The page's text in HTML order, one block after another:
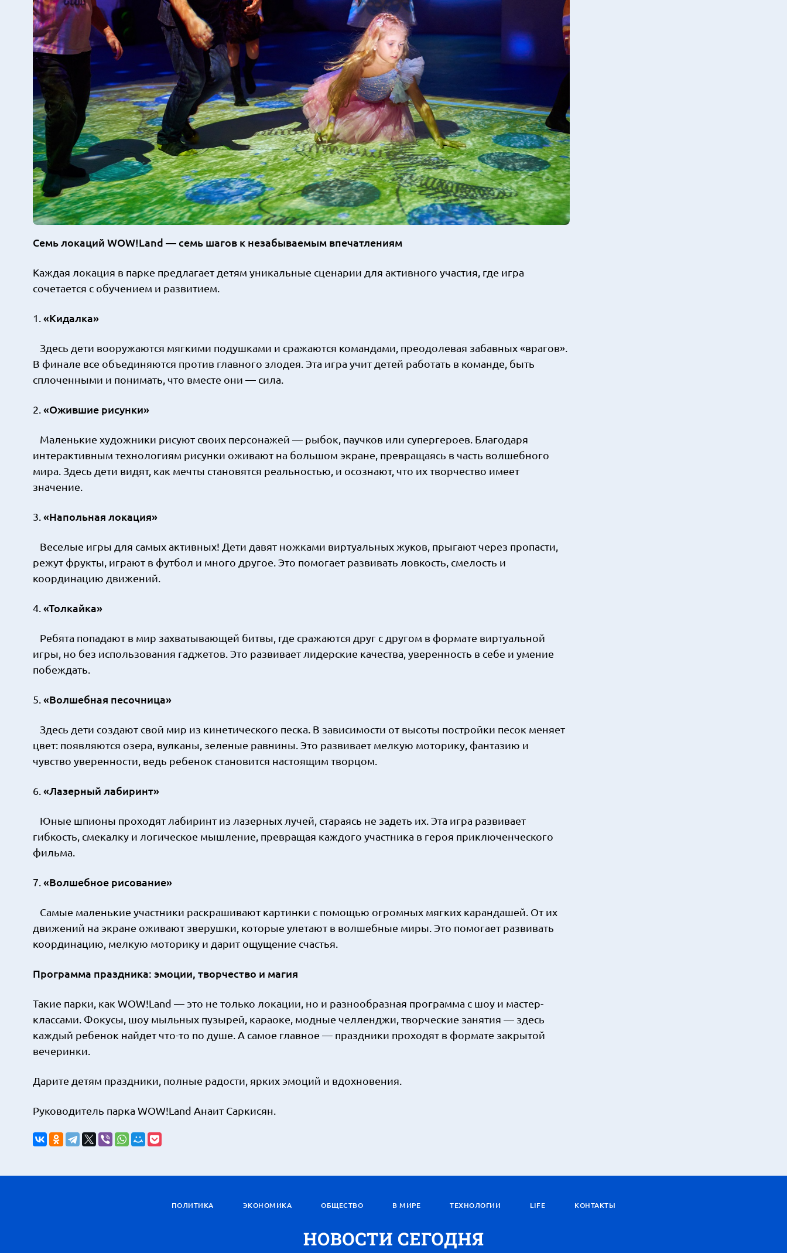
Семь локаций WOW!Land — семь шагов к незабываемым впечатлениям
Каждая локация в парке предлагает детям уникальные сценарии для активного участия, где игра
сочетается с обучением и развитием.
1.«Кидалка»
Здесь дети вооружаются мягкими подушками и сражаются командами, преодолевая забавных «врагов».
В финале все объединяются против главного злодея. Эта игра учит детей работать в команде, быть
сплоченными и понимать, что вместе они — сила.
2.«Ожившие рисунки»
Маленькие художники рисуют своих персонажей — рыбок, паучков или супергероев. Благодаря
интерактивным технологиям рисунки оживают на большом экране, превращаясь в часть волшебного
мира. Здесь дети видят, как мечты становятся реальностью, и осознают, что их творчество имеет
значение.
3.«Напольная локация»
Веселые игры для самых активных! Дети давят ножками виртуальных жуков, прыгают через пропасти,
режут фрукты, играют в футбол и много другое. Это помогает развивать ловкость, смелость и
координацию движений.
4.«Толкайка»
Ребята попадают в мир захватывающей битвы, где сражаются друг с другом в формате виртуальной
игры, но без использования гаджетов. Это развивает лидерские качества, уверенность в себе и умение
побеждать.
5.«Волшебная песочница»
Здесь дети создают свой мир из кинетического песка. В зависимости от высоты постройки песок меняет
цвет: появляются озера, вулканы, зеленые равнины. Это развивает мелкую моторику, фантазию и
чувство уверенности, ведь ребенок становится настоящим творцом.
6.«Лазерный лабиринт»
Юные шпионы проходят лабиринт из лазерных лучей, стараясь не задеть их. Эта игра развивает
гибкость, смекалку и логическое мышление, превращая каждого участника в героя приключенческого
фильма.
7.«Волшебное рисование»
Самые маленькие участники раскрашивают картинки с помощью огромных мягких карандашей. От их
движений на экране оживают зверушки, которые улетают в волшебные миры. Это помогает развивать
координацию, мелкую моторику и дарит ощущение счастья.
Программа праздника: эмоции, творчество и магия
Такие парки, как WOW!Land — это не только локации, но и разнообразная программа с шоу и мастер-
классами. Фокусы, шоу мыльных пузырей, караоке, модные челленджи, творческие занятия — здесь
каждый ребенок найдет что-то по душе. А самое главное — праздники проходят в формате закрытой
вечеринки.
Дарите детям праздники, полные радости, ярких эмоций и вдохновения.
Руководитель парка WOW!Land Анаит Саркисян.
ПОЛИТИКА ЭКОНОМИКА ОБЩЕСТВО В МИРЕ ТЕХНОЛОГИИ LIFE КОНТАКТЫ